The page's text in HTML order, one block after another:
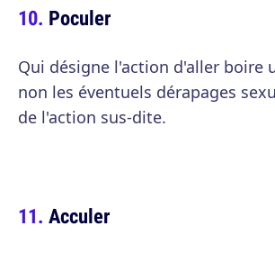
Poculer
Qui désigne l'action d'aller boire
non les éventuels dérapages
de l'action sus-dite.
Acculer